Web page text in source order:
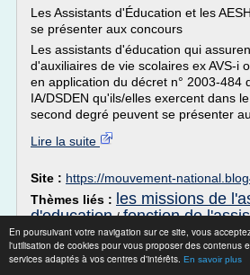
En poursuivant votre navigation sur ce site, vous
l'utilisation de cookies pour vous proposer des contenus
services adaptés à vos centres d'intérêts. En savoir plus
Les Assistants d'Éducation et les
se présenter aux concours
Les assistants d'éducation qui
d'auxiliaires de vie scolaires ex AVS-i
en application du décret n° 2003-484
IA/DSDEN qu'ils/elles exercent dans
second degré peuvent se présenter
Lire la suite
Site : https://mouvement-
Thèmes liés : les missions de
d'education/fonction de
assistant d'education fonction
assistant d'education mission/
d'assistant d'education